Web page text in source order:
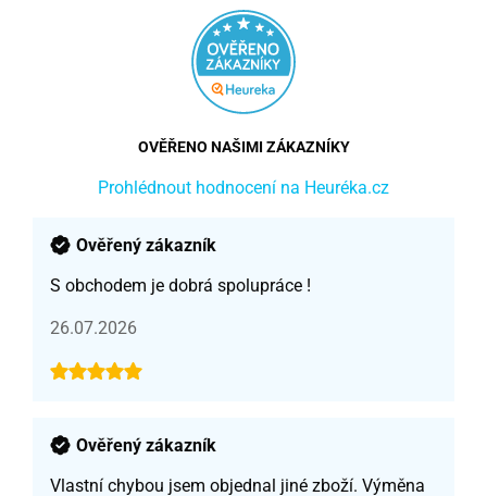
OVĚŘENO NAŠIMI ZÁKAZNÍKY
Prohlédnout hodnocení na Heuréka.cz
Ověřený zákazník
S obchodem je dobrá spolupráce !
26.07.2026
Ověřený zákazník
Vlastní chybou jsem objednal jiné zboží. Výměna